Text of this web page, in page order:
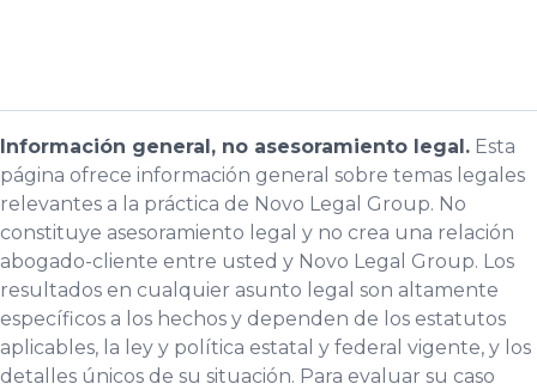
Información general, no asesoramiento legal. Esta
página ofrece información general sobre temas legales
relevantes a la práctica de Novo Legal Group. No
constituye asesoramiento legal y no crea una relación
abogado-cliente entre usted y Novo Legal Group. Los
resultados en cualquier asunto legal son altamente
específicos a los hechos y dependen de los estatutos
aplicables, la ley y política estatal y federal vigente, y los
detalles únicos de su situación. Para evaluar su caso